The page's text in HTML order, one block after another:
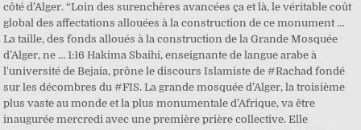
côté d’Alger. “Loin des surenchères avancées ça et là, le véritable coût
global des affectations allouées à la construction de ce monument …
La taille, des fonds alloués à la construction de la Grande Mosquée
d’Alger, ne … 1:16 Hakima Sbaihi, enseignante de langue arabe à
l'université de Bejaia, prône le discours Islamiste de #Rachad fondé
sur les décombres du #FIS. La grande mosquée d’Alger, la troisième
plus vaste au monde et la plus monumentale d’Afrique, va être
inaugurée mercredi avec une première prière collective. Elle